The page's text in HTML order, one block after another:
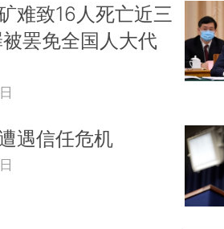
难致16人死亡近三
罢免全国人大代
遇信任危机